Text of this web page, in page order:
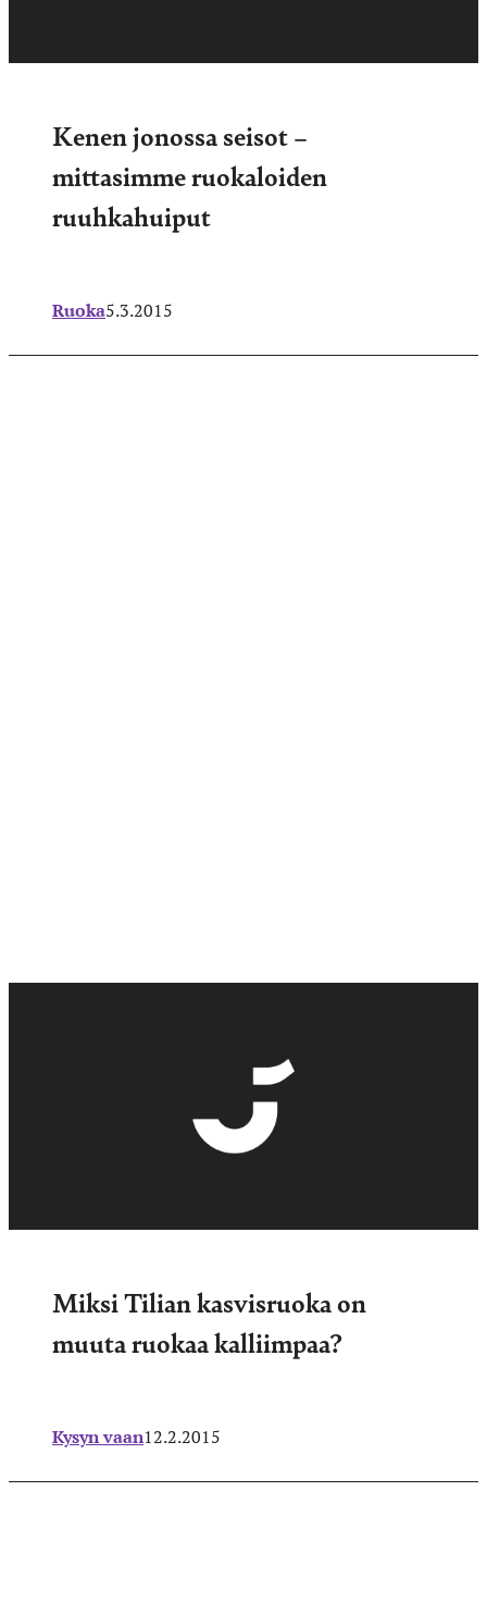
Kenen jonossa seisot –
mittasimme ruokaloiden
ruuhkahuiput
Ruoka5.3.2015
Miksi Tilian kasvisruoka on
muuta ruokaa kalliimpaa?
Kysyn vaan12.2.2015